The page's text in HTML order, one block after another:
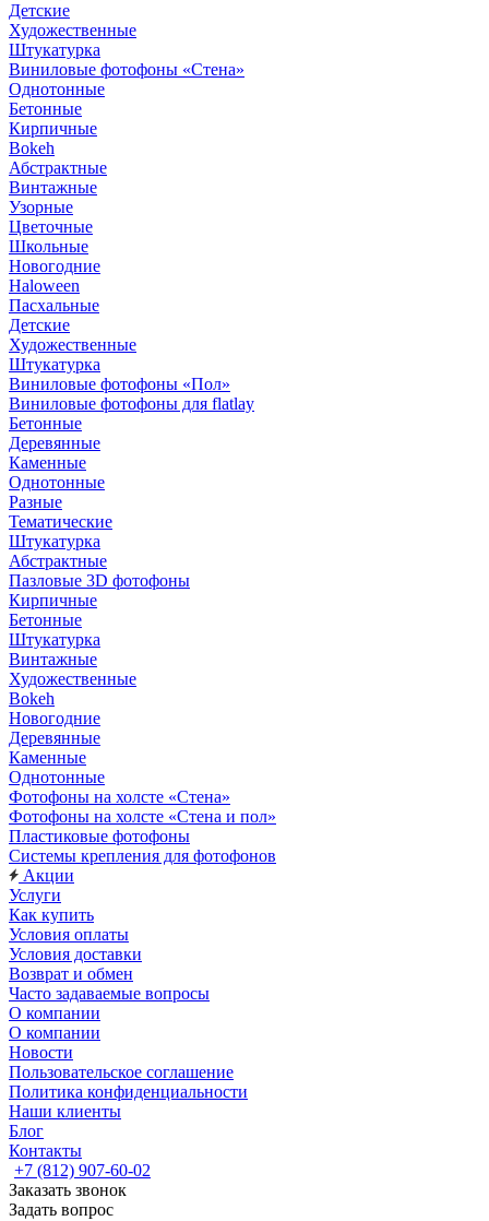
Детские
Художественные
Штукатурка
Виниловые фотофоны «Стена»
Однотонные
Бетонные
Кирпичные
Bokeh
Абстрактные
Винтажные
Узорные
Цветочные
Школьные
Новогодние
Haloween
Пасхальные
Детские
Художественные
Штукатурка
Виниловые фотофоны «Пол»
Виниловые фотофоны для flatlay
Бетонные
Деревянные
Каменные
Однотонные
Разные
Тематические
Штукатурка
Абстрактные
Пазловые 3D фотофоны
Кирпичные
Бетонные
Штукатурка
Винтажные
Художественные
Bokeh
Новогодние
Деревянные
Каменные
Однотонные
Фотофоны на холсте «Стена»
Фотофоны на холсте «Стена и пол»
Пластиковые фотофоны
Системы крепления для фотофонов
Акции
Услуги
Как купить
Условия оплаты
Условия доставки
Возврат и обмен
Часто задаваемые вопросы
О компании
О компании
Новости
Пользовательское соглашение
Политика конфиденциальности
Наши клиенты
Блог
Контакты
+7 (812) 907-60-02
Заказать звонок
Задать вопрос